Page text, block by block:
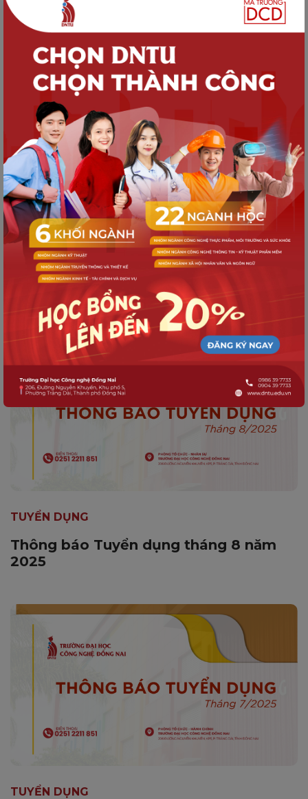
tặng học bổng Mirinda năm 2025
TUYỂN SINH
Quy trình nhập học dành cho Tân sinh
viên K21
TUYỂN DỤNG
Thông báo Tuyển dụng tháng 8 năm
2025
TUYỂN DỤNG